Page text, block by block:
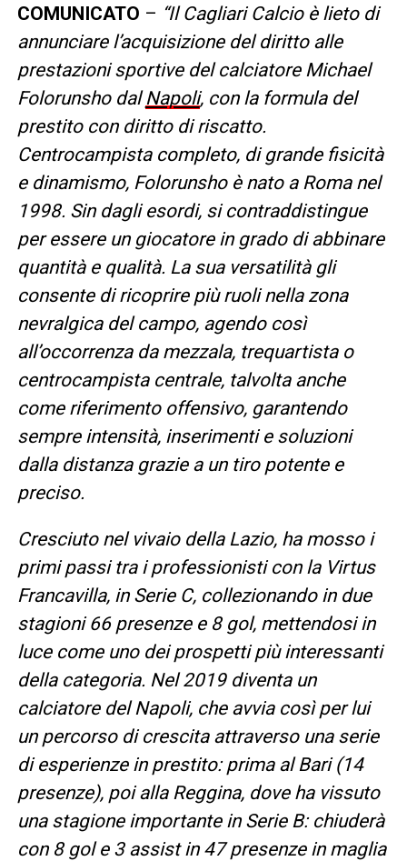
COMUNICATO – “Il Cagliari Calcio è lieto di
annunciare l’acquisizione del diritto alle
prestazioni sportive del calciatore Michael
Folorunsho dalNapoli, con la formula del
prestito con diritto di riscatto.
Centrocampista completo, di grande fisicità
e dinamismo, Folorunsho è nato a Roma nel
1998. Sin dagli esordi, si contraddistingue
per essere un giocatore in grado di abbinare
quantità e qualità. La sua versatilità gli
consente di ricoprire più ruoli nella zona
nevralgica del campo, agendo così
all’occorrenza da mezzala, trequartista o
centrocampista centrale, talvolta anche
come riferimento offensivo, garantendo
sempre intensità, inserimenti e soluzioni
dalla distanza grazie a un tiro potente e
preciso.
Cresciuto nel vivaio della Lazio, ha mosso i
primi passi tra i professionisti con la Virtus
Francavilla, in Serie C, collezionando in due
stagioni 66 presenze e 8 gol, mettendosi in
luce come uno dei prospetti più interessanti
della categoria. Nel 2019 diventa un
calciatore del Napoli, che avvia così per lui
un percorso di crescita attraverso una serie
di esperienze in prestito: prima al Bari (14
presenze), poi alla Reggina, dove ha vissuto
una stagione importante in Serie B: chiuderà
con 8 gol e 3 assist in 47 presenze in maglia